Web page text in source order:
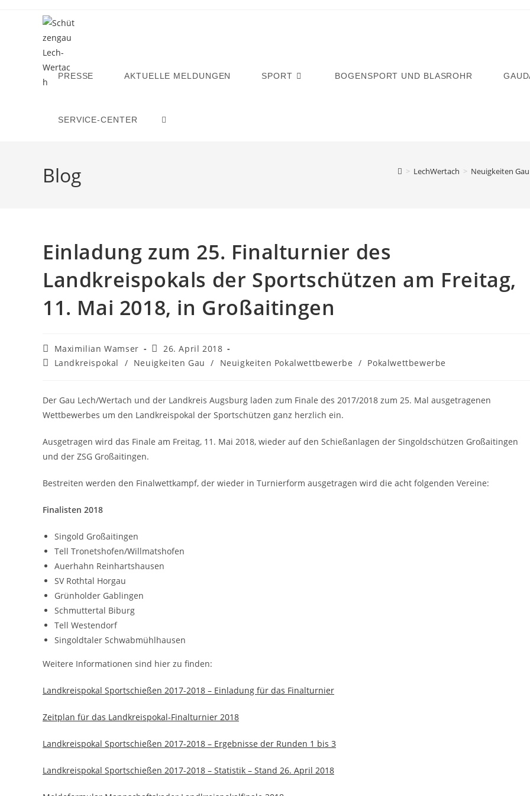
PRESSE AKTUELLE MELDUNGEN SPORT BOGENSPORT UND BLASROHR
SERVICE-CENTER WEBSITE-
Blog > LechWertach > Neuigkeiten Gau
Einladung zum 25. Finalturnier des
Landkreispokals der Sportschützen am Freitag,
11. Mai 2018, in Großaitingen
Beitrags-
Autor:
Maximilian Wamser
Beitrag
veröffentlicht:
26. April 2018
Beitrags-
Landkreispokal / Neuigkeiten Gau / Neuigkeiten Pokalwettbewerbe / Pokalwettbewerbe
Der Gau Lech/Wertach und der Landkreis Augsburg laden zum Finale des 2017/2018 zum 25. Mal ausgetragenen
Wettbewerbes um den Landkreispokal der Sportschützen ganz herzlich ein.
Ausgetragen wird das Finale am Freitag, 11. Mai 2018, wieder auf den Schießanlagen der Singoldschützen Großaitingen
und der ZSG Großaitingen.
Bestreiten werden den Finalwettkampf, der wieder in Turnierform ausgetragen wird die acht folgenden Vereine:
Finalisten 2018
Singold Großaitingen
Tell Tronetshofen/Willmatshofen
Auerhahn Reinhartshausen
SV Rothtal Horgau
Grünholder Gablingen
Schmuttertal Biburg
Tell Westendorf
Singoldtaler Schwabmühlhausen
Weitere Informationen sind hier zu finden:
Landkreispokal Sportschießen 2017-2018 – Einladung für das Finalturnier
Zeitplan für das Landkreispokal-Finalturnier 2018
Landkreispokal Sportschießen 2017-2018 – Ergebnisse der Runden 1 bis 3
Landkreispokal Sportschießen 2017-2018 – Statistik – Stand 26. April 2018